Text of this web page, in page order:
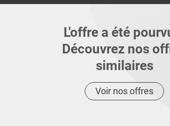
L'offre a été
Découvrez nos
similaires
Voir nos offres